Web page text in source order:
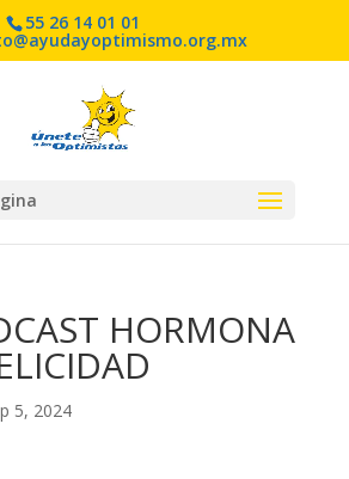
55 26 14 01 01
HORMONA
5, 2024